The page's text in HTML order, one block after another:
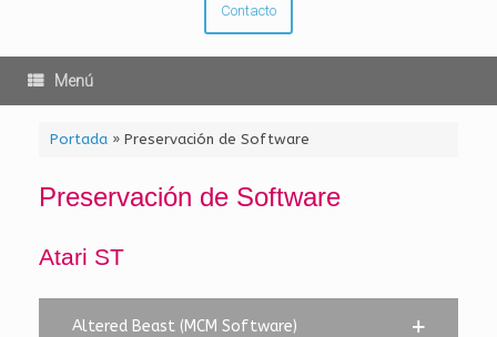
Contacto
Menú
Portada» Preservación de Software
Preservación de Software
Atari ST
Altered Beast (MCM Software)